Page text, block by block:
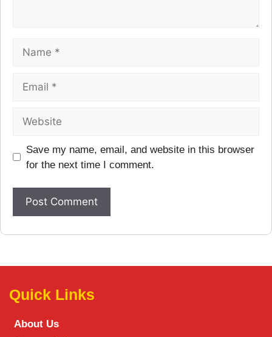
Save my name, email, and website in this browser
for the next time I comment.
Quick Links
About Us